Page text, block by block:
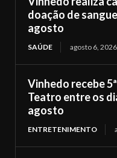
doação de
agosto
SAÚDE agosto 6, 2026
Vinhedo recebe
Teatro entre os
agosto
ENTRETENIMENTO